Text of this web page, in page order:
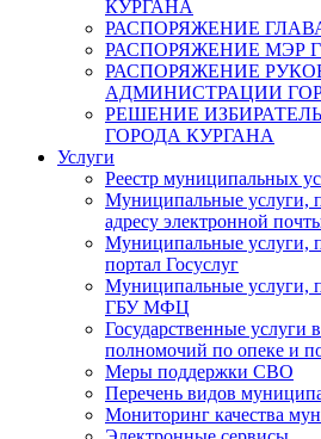
КУРГАНА
РАСПОРЯЖЕНИЕ
РАСПОРЯЖЕНИЕ МЭР
РАСПОРЯЖЕНИЕ
АДМИНИСТРАЦИИ
РЕШЕНИЕ
ГОРОДА КУРГАНА
Услуги
Реестр муниципальных
Муниципальные услуги,
адресу электронной
Муниципальные услуги,
портал Госуслуг
Муниципальные услуги,
ГБУ МФЦ
Государственные услуги
полномочий по опеке и
Меры поддержки СВО
Перечень видов
Мониторинг качества